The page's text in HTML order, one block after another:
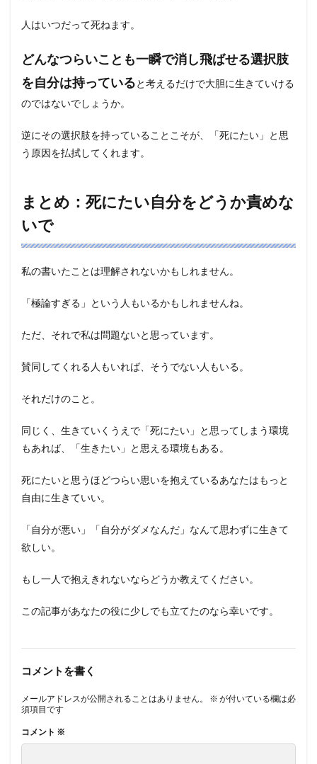
人はいつだって死ねます。
どんなつらいことも一瞬で消し飛ばせる選択肢
を自分は持っていると考えるだけで大胆に生きていける
のではないでしょうか。
逆にその選択肢を持っていることこそが、「死にたい」と思
う原因を払拭してくれます。
まとめ：死にたい自分をどうか責めな
いで
私の書いたことは理解されないかもしれません。
「極論すぎる」という人もいるかもしれませんね。
ただ、それで私は問題ないと思っています。
賛同してくれる人もいれば、そうでない人もいる。
それだけのこと。
同じく、生きていくうえで「死にたい」と思ってしまう環境
もあれば、「生きたい」と思える環境もある。
死にたいと思うほどつらい思いを抱えているあなたはもっと
自由に生きていい。
「自分が悪い」「自分がダメなんだ」なんて思わずに生きて
欲しい。
もし一人で抱えきれないならどうか教えてください。
この記事があなたの役に少しでも立てたのなら幸いです。
コメントを書く
メールアドレスが公開されることはありません。 ※ が付いている欄は必
須項目です
コメント ※